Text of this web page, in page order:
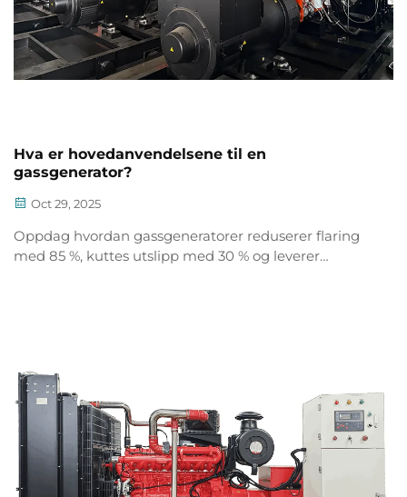
Hva er hovedanvendelsene til en
gassgenerator?
Oct 29, 2025
Oppdag hvordan gassgeneratorer reduserer flaring
med 85 %, kuttes utslipp med 30 % og leverer